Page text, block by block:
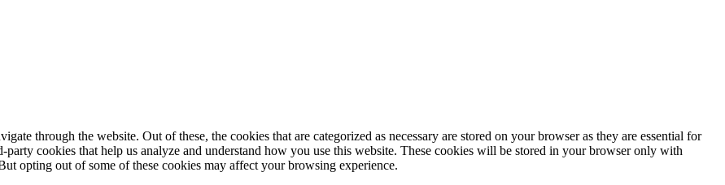
through the website. Out of these, the cookies that are categorized as necessary are stored on your browser as they are essential for
cookies that help us analyze and understand how you use this website. These cookies will be stored in your browser only with
opting out of some of these cookies may affect your browsing experience.